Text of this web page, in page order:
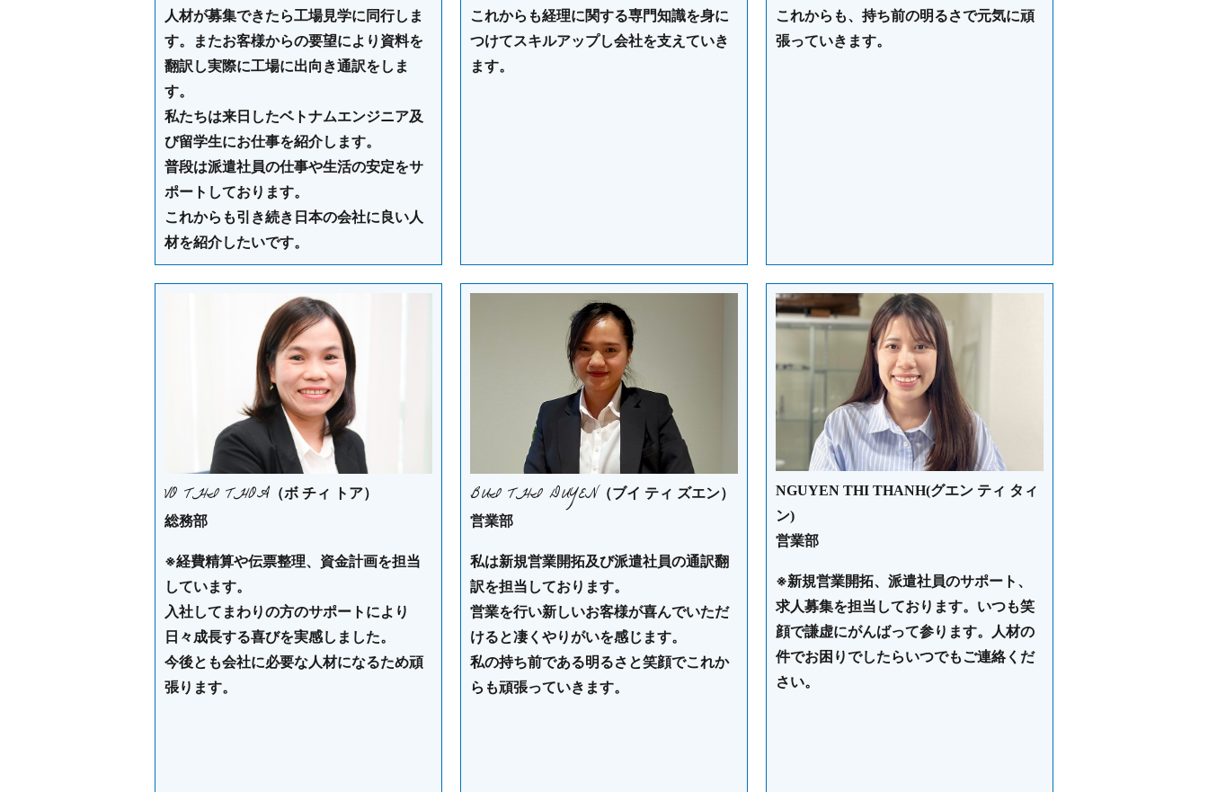
人材が募集できたら工場見学に同行しま
す。またお客様からの要望により資料を
翻訳し実際に工場に出向き通訳をしま
す。
私たちは来日したベトナムエンジニア及
び留学生にお仕事を紹介します。
普段は派遣社員の仕事や生活の安定をサ
ポートしております。
これからも引き続き日本の会社に良い人
材を紹介したいです。
これからも経理に関する専門知識を身に
つけてスキルアップし会社を支えていき
ます。
これからも、持ち前の明るさで元気に頑
張っていきます。
VO THI THOA （ボ チィ トア）
総務部
※経費精算や伝票整理、資金計画を担当
しています。
入社してまわりの方のサポートにより
日々成長する喜びを実感しました。
今後とも会社に必要な人材になるため頑
張ります。
BUI THI DUYEN（ブイ ティ ズエン）
営業部
私は新規営業開拓及び派遣社員の通訳翻
訳を担当しております。
営業を行い新しいお客様が喜んでいただ
けると凄くやりがいを感じます。
私の持ち前である明るさと笑顔でこれか
らも頑張っていきます。
NGUYEN THI THANH(グエン ティ タィ
ン)
営業部
※新規営業開拓、派遣社員のサポート、
求人募集を担当しております。いつも笑
顔で謙虚にがんばって参ります。人材の
件でお困りでしたらいつでもご連絡くだ
さい。